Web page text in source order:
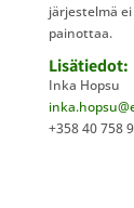
järjestelmä
painottaa.
Lisätiedot:
Inka Hopsu
+358 40 758